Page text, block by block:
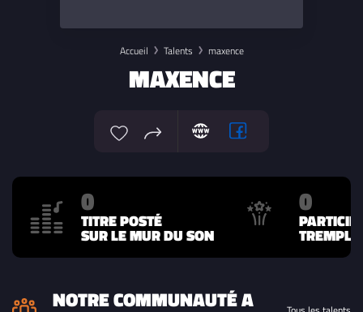
Accueil Talents maxence
MAXENCE
0
TITRE POSTÉ
SUR LE MUR DU SON
0
NOTRE COMMUNAUTÉ A